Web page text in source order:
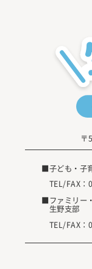
〒
■子ども・子
TEL/FAX：
■ファミリー
生野支部
TEL/FAX：